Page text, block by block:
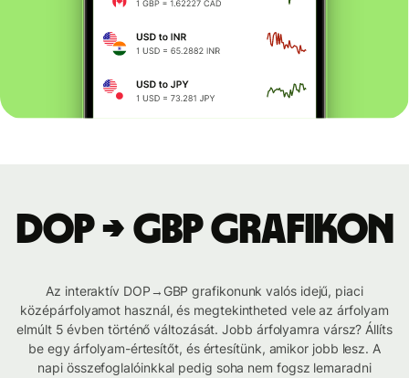
DOP → GBP grafikon
Az interaktív DOP→GBP grafikonunk valós idejű, piaci
középárfolyamot használ, és megtekintheted vele az árfolyam
elmúlt 5 évben történő változását. Jobb árfolyamra vársz? Állíts
be egy árfolyam-értesítőt, és értesítünk, amikor jobb lesz. A
napi összefoglalóinkkal pedig soha nem fogsz lemaradni